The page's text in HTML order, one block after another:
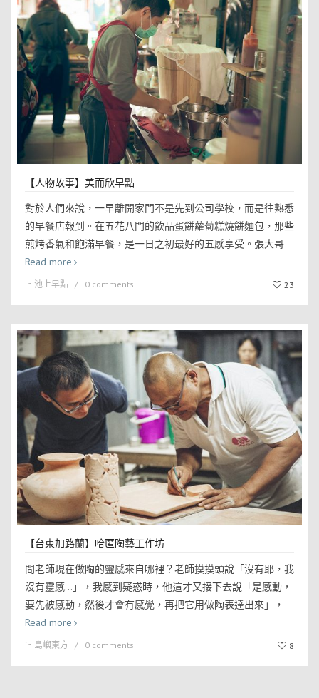
【人物故事】美而欣早點
對於人們來說，一早離開家門不是先到公司學校，而是往熟悉
的早餐店報到。在五花八門的飲品蛋餅蘿蔔糕燒餅麵包，那些
煎烤香氣和飽滿早餐，是一日之初最好的五感享受。張大哥
Read more
in 池上早點 0 comments 23
【台東加路蘭】哈匿陶藝工作坊
問老師現在做陶的靈感來自哪裡？老師摸摸頭說「沒有耶，我
沒有靈感…」，我感到疑惑時，他這才又接下去說「是感動，
要先被感動，然後才會有感覺，再把它用做陶表達出來」，
Read more
in 島嶼東方 0 comments 8